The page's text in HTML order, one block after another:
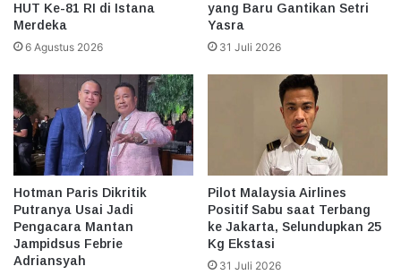
HUT Ke-81 RI di Istana
Merdeka
6 Agustus 2026
yang Baru Gantikan Setri
Yasra
31 Juli 2026
Hotman Paris Dikritik
Putranya Usai Jadi
Pengacara Mantan
Jampidsus Febrie
Adriansyah
Pilot Malaysia Airlines
Positif Sabu saat Terbang
ke Jakarta, Selundupkan 25
Kg Ekstasi
31 Juli 2026